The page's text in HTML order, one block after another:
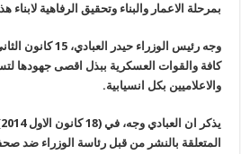
بمرحلة الاعمار والبناء وتحقيق الرفاهية لابناء
كافة والقوات العسكرية ببذل اقصى جهودها
والاعلاميين بكل انسيابية.
المتعلقة بالنشر من قبل رئاسة الوزراء ضد